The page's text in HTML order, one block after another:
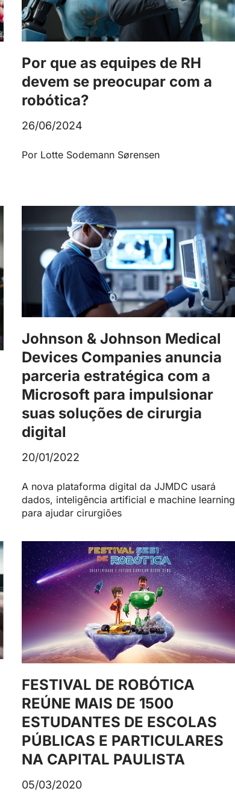
Por que as equipes de RH
devem se preocupar com a
robótica?
26/06/2024
Por Lotte Sodemann Sørensen
Johnson & Johnson Medical
Devices Companies anuncia
parceria estratégica com a
Microsoft para impulsionar
suas soluções de cirurgia
digital
20/01/2022
A nova plataforma digital da JJMDC usará
dados, inteligência artificial e machine learning
para ajudar cirurgiões
FESTIVAL DE ROBÓTICA
REÚNE MAIS DE 1500
ESTUDANTES DE ESCOLAS
PÚBLICAS E PARTICULARES
NA CAPITAL PAULISTA
05/03/2020